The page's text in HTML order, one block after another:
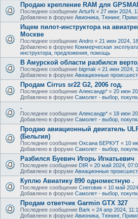
Продаю крепление RAM для
Последнее сообщение ArturN « 27 июн 2024,
Добавлено в форуме Авионика, Тюнинг,
Ищем пилот-инструктора на
Москве
Последнее сообщение Andro « 21 июн 2024,
Добавлено в форуме Коммерческая
инструктора, предложения, помощь
В Амурской области разбился
Последнее сообщение bigmak « 21 июн 2024,
Добавлено в форуме Авиационные
Продам Cirrus sr22 G2, 2006 год.
Последнее сообщение Александр* « 20 июн
Добавлено в форуме Самолет - выбор,
.
Последнее сообщение Александр* « 18 июн
Добавлено в форуме Самолет - выбор,
Продаю авиационный двигатель
(Бельгия)
Последнее сообщение Оксана БЕРКУТ « 10
Добавлено в форуме Самолет - выбор,
Разбился Буевич Игорь Игнатьевич
Последнее сообщение DIR « 20 май 2024,
Добавлено в форуме Авиационные
Куплю Авиатику 890 одноместную .
Последнее сообщение Снеговик « 10 май
Добавлено в форуме Самолет - выбор,
Продам ответчик Garmin GTX 327
Последнее сообщение Bark « 24 апр 2024,
Добавлено в форуме Авионика, Тюнинг,